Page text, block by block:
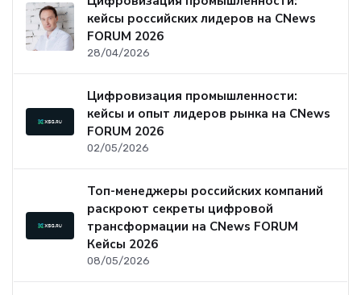
кейсы российских лидеров на CNews
FORUM 2026
28/04/2026
Цифровизация промышленности:
кейсы и опыт лидеров рынка на CNews
FORUM 2026
02/05/2026
Топ-менеджеры российских компаний
раскроют секреты цифровой
трансформации на CNews FORUM
Кейсы 2026
08/05/2026